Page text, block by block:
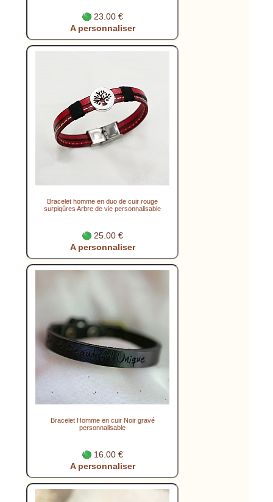
23.00 €
A personnaliser
Bracelet homme en duo de cuir rouge
surpiqûres Arbre de vie personnalisable
25.00 €
A personnaliser
Bracelet Homme en cuir Noir gravé
personnalisable
16.00 €
A personnaliser